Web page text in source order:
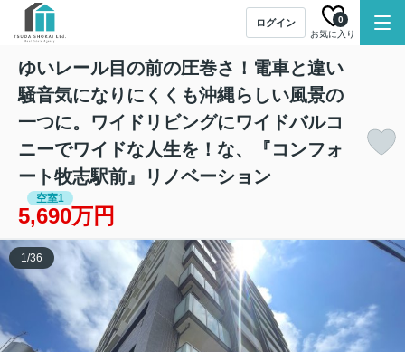
ログイン
お気に入り
0
ゆいレール目の前の圧巻さ！電車と違い
騒音気になりにくくも沖縄らしい風景の
一つに。ワイドリビングにワイドバルコ
ニーでワイドな人生を！な、『コンフォ
ート牧志駅前』リノベーション
空室1
5,690万円
1/36